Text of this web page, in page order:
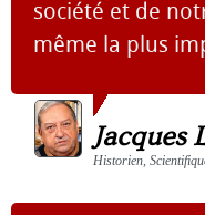
société et de
même la plus
Jacques
Historien,